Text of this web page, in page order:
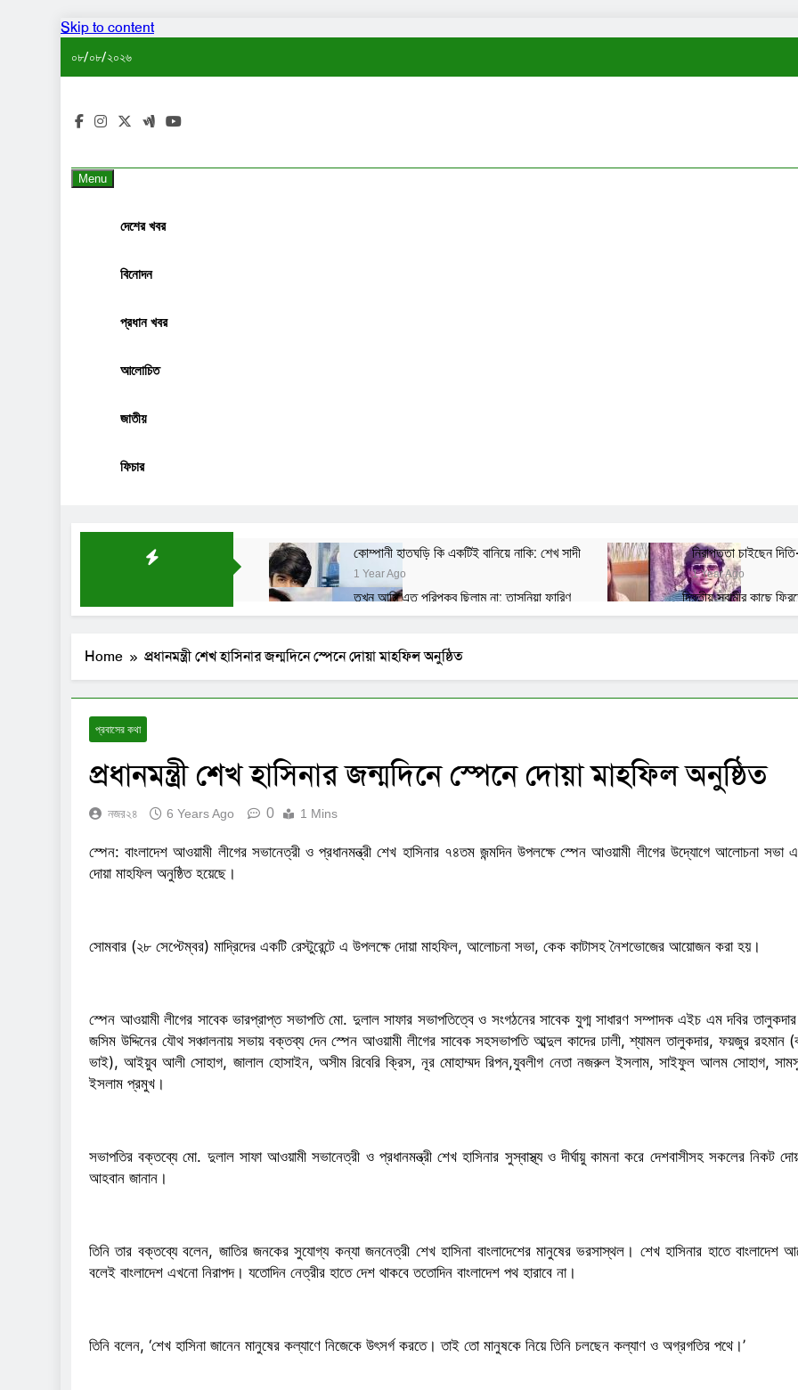
Skip to content
০৮/০৮/২০২৬
Menu
দেশের খবর
বিনোদন
প্রধান খবর
আলোচিত
জাতীয়
ফিচার
কোম্পানী হাতঘড়ি কি একটিই বানিয়ে নাকি: শেখ সাদী
1 Year Ago
নিরাপত্তা চাইছেন
1 Year Ago
তখন আমি এত পরিপক্ব ছিলাম না: তাসনিয়া ফারিণ
2 Years Ago
দ্বিতীয় স্বামীর কাছে
2 Years Ago
2 Years Ago2 Years Ago
Home প্রধানমন্ত্রী শেখ হাসিনার জন্মদিনে স্পেনে দোয়া মাহফিল অনুষ্ঠিত
প্রবাসের কথা
প্রধানমন্ত্রী শেখ হাসিনার জন্মদিনে স্পেনে দোয়া মাহফিল অনুষ্ঠিত
নজর২৪ 6 Years Ago 0 1 Mins
স্পেন: বাংলাদেশ আওয়ামী লীগের সভানেত্রী ও প্রধানমন্ত্রী শেখ হাসিনার ৭৪তম জন্মদিন উপলক্ষে স্পেন আওয়ামী লীগের উদ্যোগে আলোচনা সভা
দোয়া মাহফিল অনুষ্ঠিত হয়েছে।
সোমবার (২৮ সেপ্টেম্বর) মাদ্রিদের একটি রেস্টুরেন্টে এ উপলক্ষে দোয়া মাহফিল, আলোচনা সভা, কেক কাটাসহ নৈশভোজের আয়োজন করা হয়।
স্পেন আওয়ামী লীগের সাবেক ভারপ্রাপ্ত সভাপতি মো. দুলাল সাফার সভাপতিত্বে ও সংগঠনের সাবেক যুগ্ম সাধারণ সম্পাদক এইচ এম দবির
জসিম উদ্দিনের যৌথ সঞ্চালনায় সভায় বক্তব্য দেন স্পেন আওয়ামী লীগের সাবেক সহসভাপতি আব্দুল কাদের ঢালী, শ্যামল তালুকদার, ফয়জুর রহমান
ভাই), আইয়ুব আলী সোহাগ, জালাল হোসাইন, অসীম রিবেরি ক্রিস, নূর মোহাম্মদ রিপন,যুবলীগ নেতা নজরুল ইসলাম, সাইফুল আলম সোহাগ,
ইসলাম প্রমুখ।
সভাপতির বক্তব্যে মো. দুলাল সাফা আওয়ামী সভানেত্রী ও প্রধানমন্ত্রী শেখ হাসিনার সুস্বাস্থ্য ও দীর্ঘায়ু কামনা করে দেশবাসীসহ সকলের নিকট
আহবান জানান।
তিনি তার বক্তব্যে বলেন, জাতির জনকের সুযোগ্য কন্যা জননেত্রী শেখ হাসিনা বাংলাদেশের মানুষের ভরসাস্থল। শেখ হাসিনার হাতে বাংলাদেশ
বলেই বাংলাদেশ এখনো নিরাপদ। যতোদিন নেত্রীর হাতে দেশ থাকবে ততোদিন বাংলাদেশ পথ হারাবে না।
তিনি বলেন, ‘শেখ হাসিনা জানেন মানুষের কল্যাণে নিজেকে উৎসর্গ করতে। তাই তো মানুষকে নিয়ে তিনি চলছেন কল্যাণ ও অগ্রগতির পথে।’